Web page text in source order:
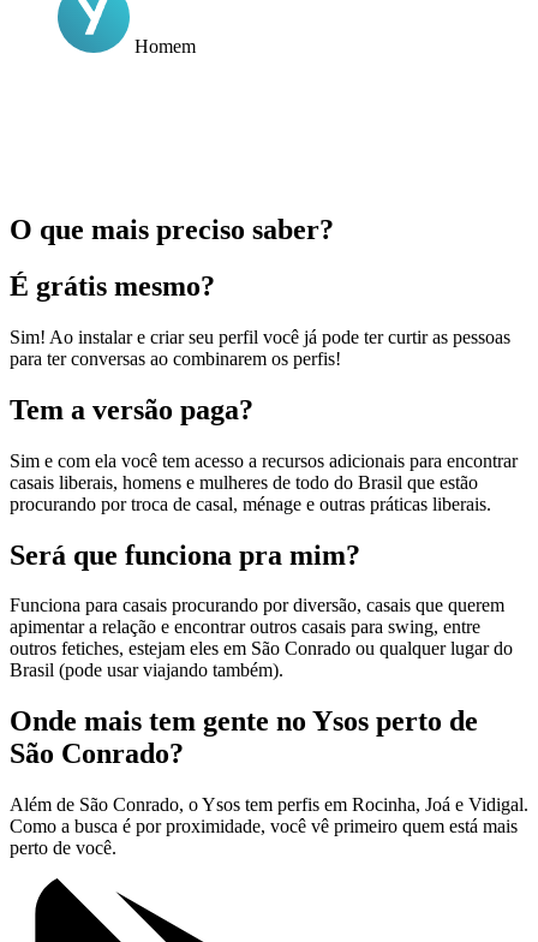
Homem
O que mais preciso saber?
É grátis mesmo?
Sim! Ao instalar e criar seu perfil você já pode ter curtir as pessoas
para ter conversas ao combinarem os perfis!
Tem a versão paga?
Sim e com ela você tem acesso a recursos adicionais para encontrar
casais liberais, homens e mulheres de todo do Brasil que estão
procurando por troca de casal, ménage e outras práticas liberais.
Será que funciona pra mim?
Funciona para casais procurando por diversão, casais que querem
apimentar a relação e encontrar outros casais para swing, entre
outros fetiches, estejam eles em São Conrado ou qualquer lugar do
Brasil (pode usar viajando também).
Onde mais tem gente no Ysos perto de
São Conrado?
Além de São Conrado, o Ysos tem perfis em Rocinha, Joá e Vidigal.
Como a busca é por proximidade, você vê primeiro quem está mais
perto de você.